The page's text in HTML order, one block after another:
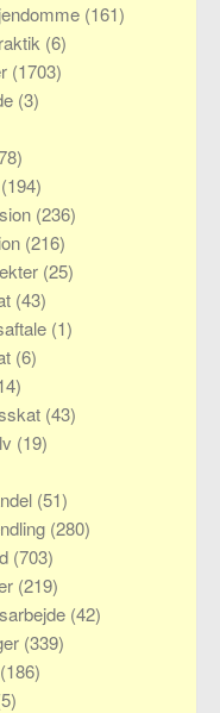
(161)
(6)
(1703)
(3)
(194)
(236)
(216)
(25)
(43)
(1)
(6)
(43)
(19)
(51)
(280)
(703)
(219)
(42)
(339)
(186)